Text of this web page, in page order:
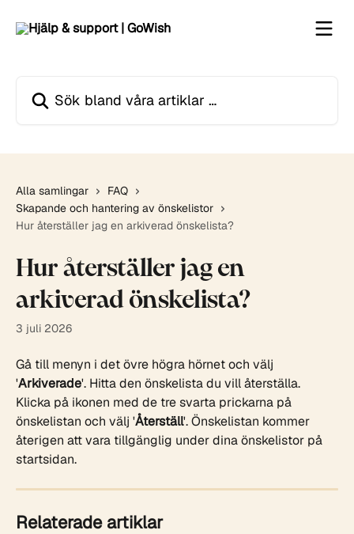
Alla samlingar
FAQ
Skapande och hantering av önskelistor
Hur återställer jag en arkiverad önskelista?
Hur återställer jag en
arkiverad önskelista?
3 juli 2026
Gå till menyn i det övre högra hörnet och välj
'Arkiverade'. Hitta den önskelista du vill återställa.
Klicka på ikonen med de tre svarta prickarna på
önskelistan och välj 'Återställ'. Önskelistan kommer
återigen att vara tillgänglig under dina önskelistor på
startsidan.
Relaterade artiklar